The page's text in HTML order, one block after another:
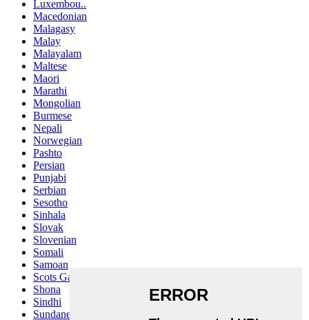
Luxembou..
Macedonian
Malagasy
Malay
Malayalam
Maltese
Maori
Marathi
Mongolian
Burmese
Nepali
Norwegian
Pashto
Persian
Punjabi
Serbian
Sesotho
Sinhala
Slovak
Slovenian
Somali
Samoan
Scots Gaelic
Shona
Sindhi
Sundanese